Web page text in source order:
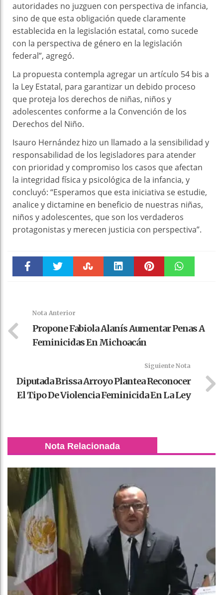
autoridades no juzguen con perspectiva de infancia,
sino de que esta obligación quede claramente
establecida en la legislación estatal, como sucede
con la perspectiva de género en la legislación
federal”, agregó.
La propuesta contempla agregar un artículo 54 bis a
la Ley Estatal, para garantizar un debido proceso
que proteja los derechos de niñas, niños y
adolescentes conforme a la Convención de los
Derechos del Niño.
Isauro Hernández hizo un llamado a la sensibilidad y
responsabilidad de los legisladores para atender
con prioridad y compromiso los casos que afectan
la integridad física y psicológica de la infancia, y
concluyó: “Esperamos que esta iniciativa se estudie,
analice y dictamine en beneficio de nuestras niñas,
niños y adolescentes, que son los verdaderos
protagonistas y merecen justicia con perspectiva”.
Nota Anterior
Propone Fabiola Alanís Aumentar Penas A
Feminicidas En Michoacán
Siguiente Nota
Diputada Brissa Arroyo Plantea Reconocer
El Tipo De Violencia Feminicida En La Ley
Nota Relacionada